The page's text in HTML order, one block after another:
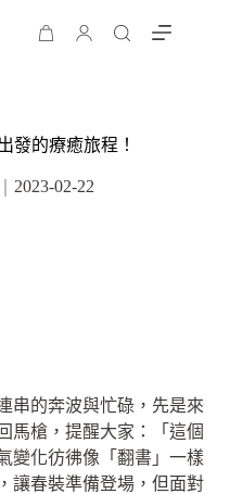
發的療癒旅程！
2023-02-22
串的奔波與忙碌，先是來
馬槍，提醒大家：「這個
變化彷彿像「翻書」一樣
讓春裝準備登場，但面對